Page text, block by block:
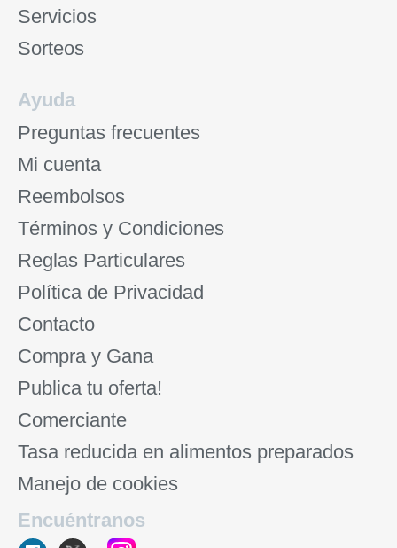
Servicios
Sorteos
Ayuda
Preguntas frecuentes
Mi cuenta
Reembolsos
Términos y Condiciones
Reglas Particulares
Política de Privacidad
Contacto
Compra y Gana
Publica tu oferta!
Comerciante
Tasa reducida en alimentos preparados
Manejo de cookies
Encuéntranos